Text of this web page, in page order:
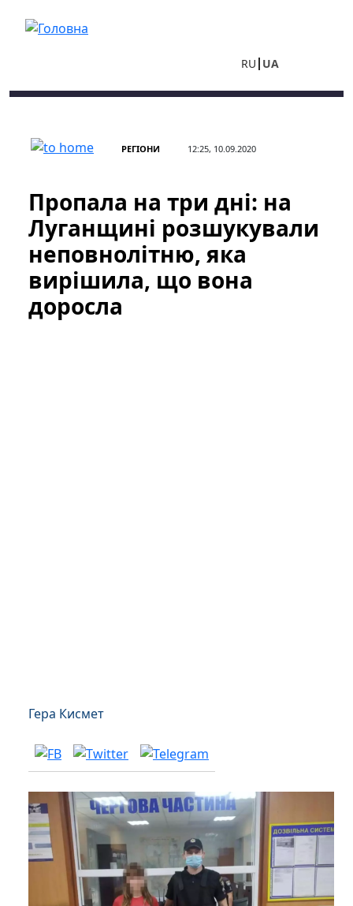
RU UA
РЕГІОНИ 12:25, 10.09.2020
Пропала на три дні: на
Луганщині розшукували
неповнолітню, яка
вирішила, що вона
доросла
Гера Кисмет